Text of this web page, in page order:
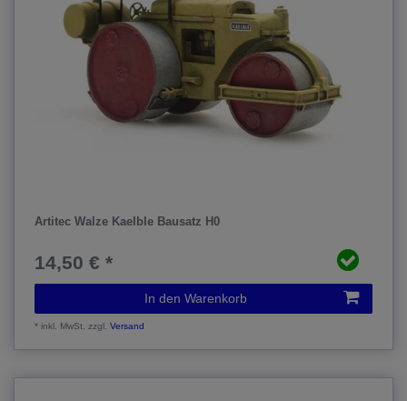
Artitec Walze Kaelble Bausatz H0
14,50 € *
In den Warenkorb
*inkl. MwSt. zzgl.Versand